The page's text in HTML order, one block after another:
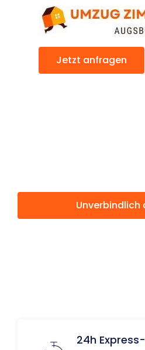
Jetzt anfragen
Unverbindlich
24h